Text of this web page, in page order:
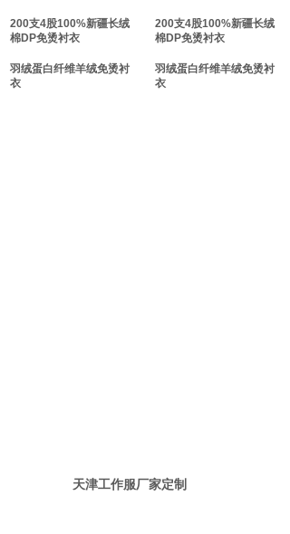
200支4股100%新疆长绒
棉DP免烫衬衣
200支4股100%新疆长绒
棉DP免烫衬衣
羽绒蛋白纤维羊绒免烫衬
衣
羽绒蛋白纤维羊绒免烫衬
衣
天津工作服厂家定制